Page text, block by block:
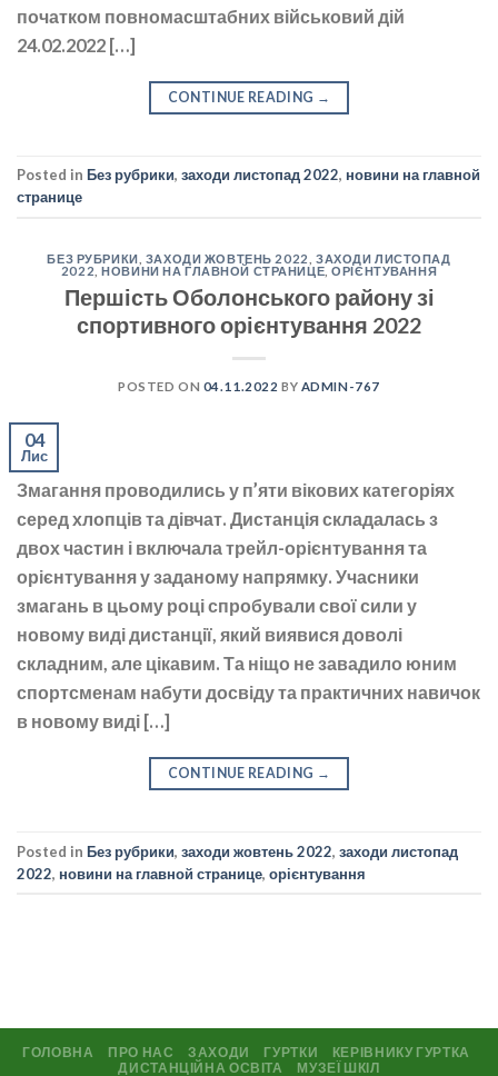
початком повномасштабних військовий дій
24.02.2022 […]
CONTINUE READING →
Posted in Без рубрики, заходи листопад 2022, новини на главной
странице
БЕЗ РУБРИКИ ЗАХОДИ ЖОВТЕНЬ 2022
ЗАХОДИ ЛИСТОПАД
2022 ,НОВИНИ НА ГЛАВНОЙ СТРАНИЦЕ ,ОРІЄНТУВАННЯ
Першість Оболонського району зі
спортивного орієнтування 2022
POSTED ON 04.11.2022 BY ADMIN-767
04
Лис
Змагання проводились у п’яти вікових категоріях
серед хлопців та дівчат. Дистанція складалась з
двох частин і включала трейл-орієнтування та
орієнтування у заданому напрямку. Учасники
змагань в цьому році спробували свої сили у
новому виді дистанції, який виявися доволі
складним, але цікавим. Та ніщо не завадило юним
спортсменам набути досвіду та практичних навичок
в новому виді […]
CONTINUE READING →
Posted in Без рубрики, заходи жовтень 2022, заходи листопад
2022, новини на главной странице, орієнтування
ГОЛОВНА ПРО НАС ЗАХОДИ ГУРТКИ
КЕРІВНИКУ ГУРТКА
ДИСТАНЦІЙНА ОСВІТА
МУЗЕЇ ШКІЛ